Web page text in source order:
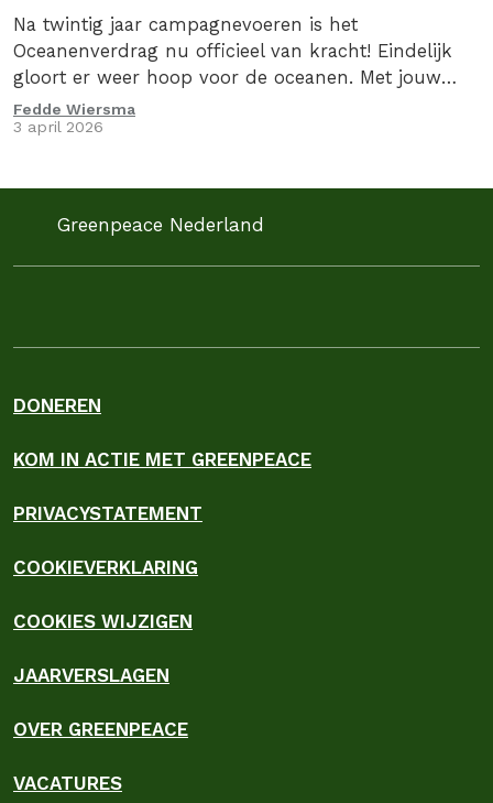
Na twintig jaar campagnevoeren is het
Oceanenverdrag nu officieel van kracht! Eindelijk
gloort er weer hoop voor de oceanen. Met jouw
onmisbare steun hebben we de wetteloosheid op
zee een…
Fedde Wiersma
3 april 2026
Greenpeace Nederland
DONEREN
KOM IN ACTIE MET GREENPEACE
PRIVACYSTATEMENT
COOKIEVERKLARING
COOKIES WIJZIGEN
JAARVERSLAGEN
OVER GREENPEACE
VACATURES